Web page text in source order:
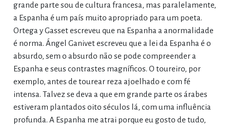
grande parte sou de cultura francesa, mas paralelamente,
a Espanha é um país muito apropriado para um poeta.
Ortega y Gasset escreveu que na Espanha a anormalidade
é norma. Ángel Ganivet escreveu que a lei da Espanha é o
absurdo, sem o absurdo não se pode compreender a
Espanha e seus contrastes magníficos. O toureiro, por
exemplo, antes de tourear reza ajoelhado e com fé
intensa. Talvez se deva a que em grande parte os árabes
estiveram plantados oito séculos lá, com uma influência
profunda. A Espanha me atrai porque eu gosto de tudo,